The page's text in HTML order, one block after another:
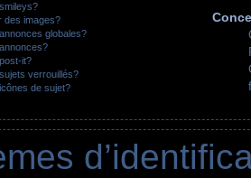
des images?
globales?
it?
verrouillés?
de sujet?